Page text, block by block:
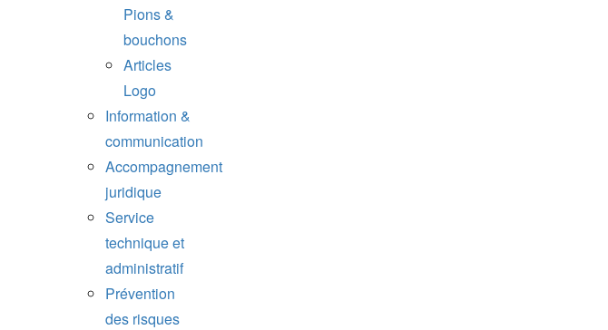
Pions &
bouchons
Articles
Logo
Information &
communication
Accompagnement
juridique
Service
technique et
administratif
Prévention
des risques